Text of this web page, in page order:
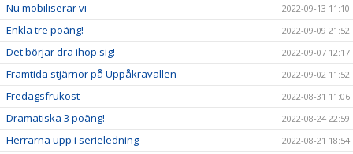
Nu mobiliserar vi 2022-09-13 11:10
Enkla tre poäng! 2022-09-09 21:52
Det börjar dra ihop sig! 2022-09-07 12:17
Framtida stjärnor på Uppåkravallen 2022-09-02 11:52
Fredagsfrukost 2022-08-31 11:06
Dramatiska 3 poäng! 2022-08-24 22:59
Herrarna upp i serieledning 2022-08-21 18:54